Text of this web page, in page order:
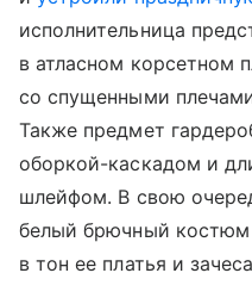
исполнительница
в атласном корсетном
со спущенными
Также предмет
оборкой-каскадом и
шлейфом. В свою
белый брючный костюм
в тон ее платья и